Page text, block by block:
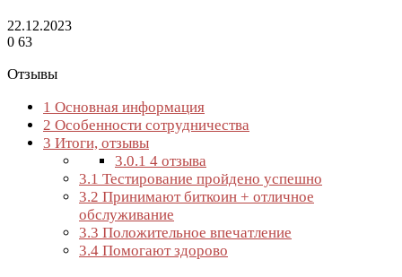
22.12.2023
0 63
Отзывы
1 Основная информация
2 Особенности сотрудничества
3 Итоги, отзывы
3.0.1 4 отзыва
3.1 Тестирование пройдено успешно
3.2 Принимают биткоин + отличное
обслуживание
3.3 Положительное впечатление
3.4 Помогают здорово